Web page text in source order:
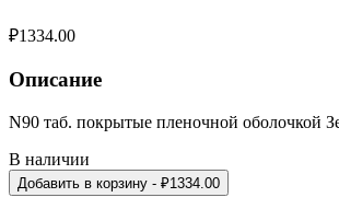
₽1334.00
Описание
N90 таб. покрытые пленочной оболочкой
В наличии
Добавить в корзину - ₽1334.00